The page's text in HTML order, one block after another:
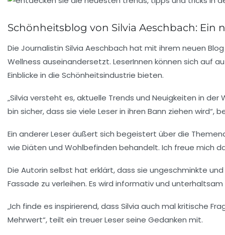
Schönheitsblog von Silvia Aeschbach: Ein
Die Journalistin Silvia Aeschbach hat mit ihrem neuen Blog
Wellness auseinandersetzt. LeserInnen können sich auf
Einblicke in die Schönheitsindustrie bieten.
„Silvia versteht es, aktuelle Trends und Neuigkeiten in der
bin sicher, dass sie viele Leser in ihren Bann ziehen wird“,
Ein anderer Leser äußert sich begeistert über die
wie Diäten und Wohlbefinden behandelt. Ich freue mich
Die Autorin selbst hat erklärt, dass sie ungeschminkte
Fassade zu verleihen. Es wird informativ und
„Ich finde es inspirierend, dass Silvia auch mal kritische
Mehrwert“, teilt ein treuer Leser seine Gedanken mit.